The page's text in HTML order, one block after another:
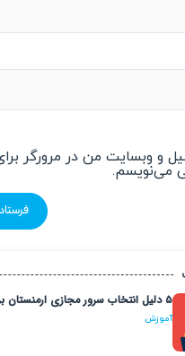
من در مرورگر برای زمانی